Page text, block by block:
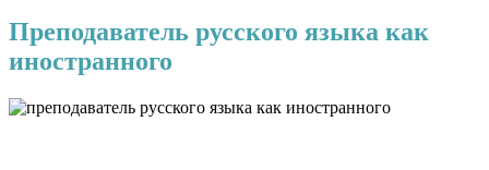
Преподаватель русского языка как
иностранного